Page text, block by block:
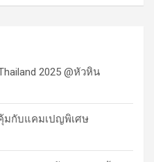
2025 @หัวหิน
มกับแคมเปญพิเศษ